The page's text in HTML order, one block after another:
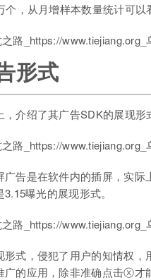
个，从月增样本数量统计可以
形式
介绍了其广告SDK的展现形
广告是在软件内的插屏，实
曝光的展现形式。
形式，侵犯了用户的知情权
广的应用，除非准确点击ⓧ才